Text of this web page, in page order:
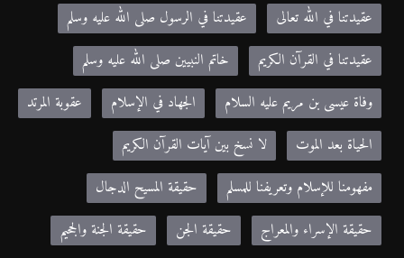
عقيدتنا في الله تعالى
عقيدتنا في الرسول صلى الله عليه وسلم
عقيدتنا في القرآن الكريم
خاتم النبيين صلى الله عليه وسلم
وفاة عيسى بن مريم عليه السلام
الجهاد في الإسلام
عقوبة المرتد
الحياة بعد الموت
لا نسخ بين آيات القرآن الكريم
مفهومنا للإسلام وتعريفنا للمسلم
حقيقة المسيح الدجال
حقيقة الإسراء والمعراج
حقيقة الجن
حقيقة الجنة والجحيم